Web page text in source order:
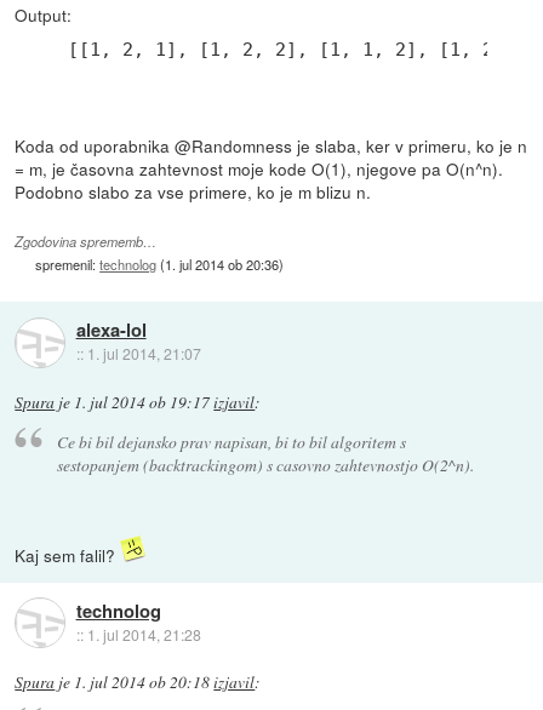
Output:
[[1 , 2 , 1], [1 , 2 , 2], [1 , 1 , 2], [1 , 2
Koda od uporabnika @Randomness je slaba, ker v primeru, ko je n
= m, je časovna zahtevnost moje kode O(1), njegove pa O(n^n).
Podobno slabo za vse primere, ko je m blizu n.
Zgodovina sprememb…
spremenil:technolog(1. jul 2014 ob 20:36)
alexa-lol
:: 1. jul 2014, 21:07
Spura je 1. jul 2014 ob 19:17izjavil:
Ce bi bil dejansko prav napisan, bi to bil algoritem s
sestopanjem (backtrackingom) s casovno zahtevnostjo O(2^n).
Kaj sem falil?
technolog
:: 1. jul 2014, 21:28
Spura je 1. jul 2014 ob 20:18izjavil: